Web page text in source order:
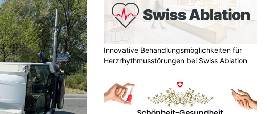
Innovative Behandlungsmöglichkeiten für
Herzrhythmusstörungen bei Swiss Ablation